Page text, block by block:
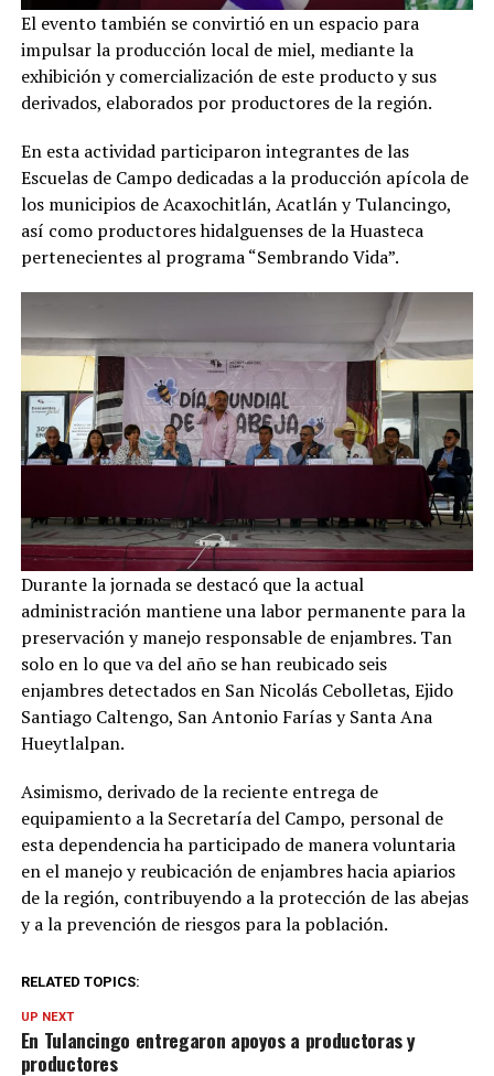
El evento también se convirtió en un espacio para
impulsar la producción local de miel, mediante la
exhibición y comercialización de este producto y sus
derivados, elaborados por productores de la región.
En esta actividad participaron integrantes de las
Escuelas de Campo dedicadas a la producción apícola de
los municipios de Acaxochitlán, Acatlán y Tulancingo,
así como productores hidalguenses de la Huasteca
pertenecientes al programa “Sembrando Vida”.
Durante la jornada se destacó que la actual
administración mantiene una labor permanente para la
preservación y manejo responsable de enjambres. Tan
solo en lo que va del año se han reubicado seis
enjambres detectados en San Nicolás Cebolletas, Ejido
Santiago Caltengo, San Antonio Farías y Santa Ana
Hueytlalpan.
Asimismo, derivado de la reciente entrega de
equipamiento a la Secretaría del Campo, personal de
esta dependencia ha participado de manera voluntaria
en el manejo y reubicación de enjambres hacia apiarios
de la región, contribuyendo a la protección de las abejas
y a la prevención de riesgos para la población.
RELATED TOPICS:
UP NEXT
En Tulancingo entregaron apoyos a productoras y
productores